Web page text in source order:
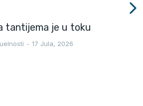
tantijema je u toku
17 Jula, 2026